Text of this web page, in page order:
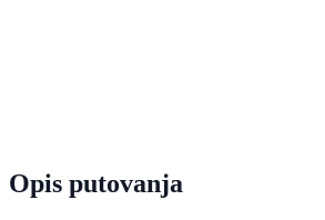
Opis putovanja